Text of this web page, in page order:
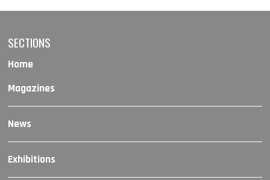
SECTIONS
Home
Magazines
News
Exhibitions